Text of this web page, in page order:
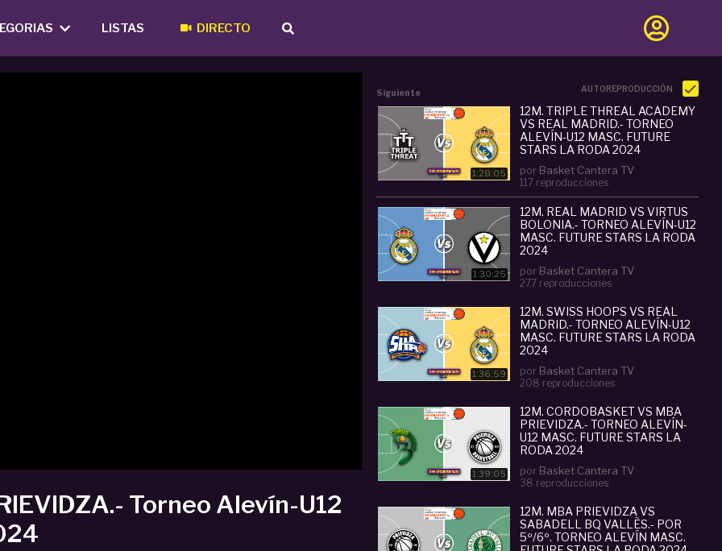
LISTAS DIRECTO
Torneo Alevín-U12
Siguiente AUTOREPRODUCCIÓN
1:28:05
12M. TRIPLE THREAL ACADEMY
VS REAL MADRID.- TORNEO
ALEVÍN-U12 MASC. FUTURE
STARS LA RODA 2024
por Basket Cantera TV
117 reproducciones
1:30:25
12M. REAL MADRID VS VIRTUS
BOLONIA.- TORNEO ALEVÍN-U12
MASC. FUTURE STARS LA RODA
2024
por Basket Cantera TV
277 reproducciones
1:36:59
12M. SWISS HOOPS VS REAL
MADRID.- TORNEO ALEVÍN-U12
MASC. FUTURE STARS LA RODA
2024
por Basket Cantera TV
208 reproducciones
1:39:05
12M. CORDOBASKET VS MBA
PRIEVIDZA.- TORNEO ALEVÍN-
U12 MASC. FUTURE STARS LA
RODA 2024
por Basket Cantera TV
38 reproducciones
12M. MBA PRIEVIDZA VS
SABADELL BQ VALLÈS.- POR
5º/6º. TORNEO ALEVÍN MASC.